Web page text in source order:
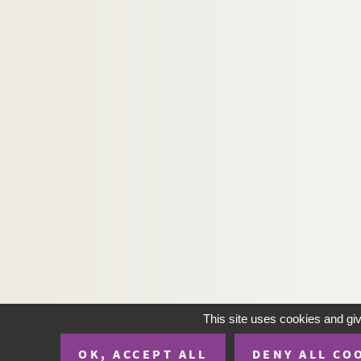
This site uses cookies and
OK, ACCEPT ALL DENY ALL